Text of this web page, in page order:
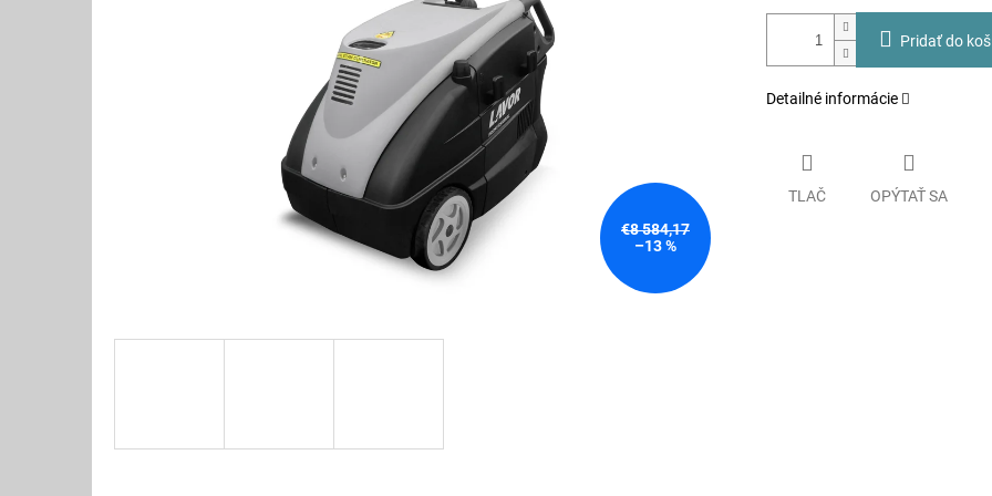
€8 584,17
–13 %
Pridať do
Detailné informácie
TLAČ OPÝTAŤ SA